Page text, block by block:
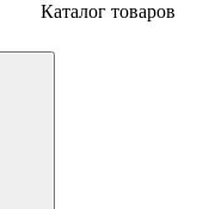
Каталог товаров